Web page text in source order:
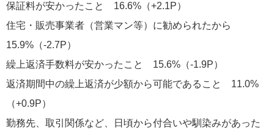
保証料が安かったこと 16.6%（+2.1P）
住宅・販売事業者（営業マン等）に勧められたから
15.9%（-2.7P）
繰上返済手数料が安かったこと 15.6%（-1.9P）
返済期間中の繰上返済が少額から可能であること 11.0%
（+0.9P）
勤務先、取引関係など、日頃から付合いや馴染みがあった